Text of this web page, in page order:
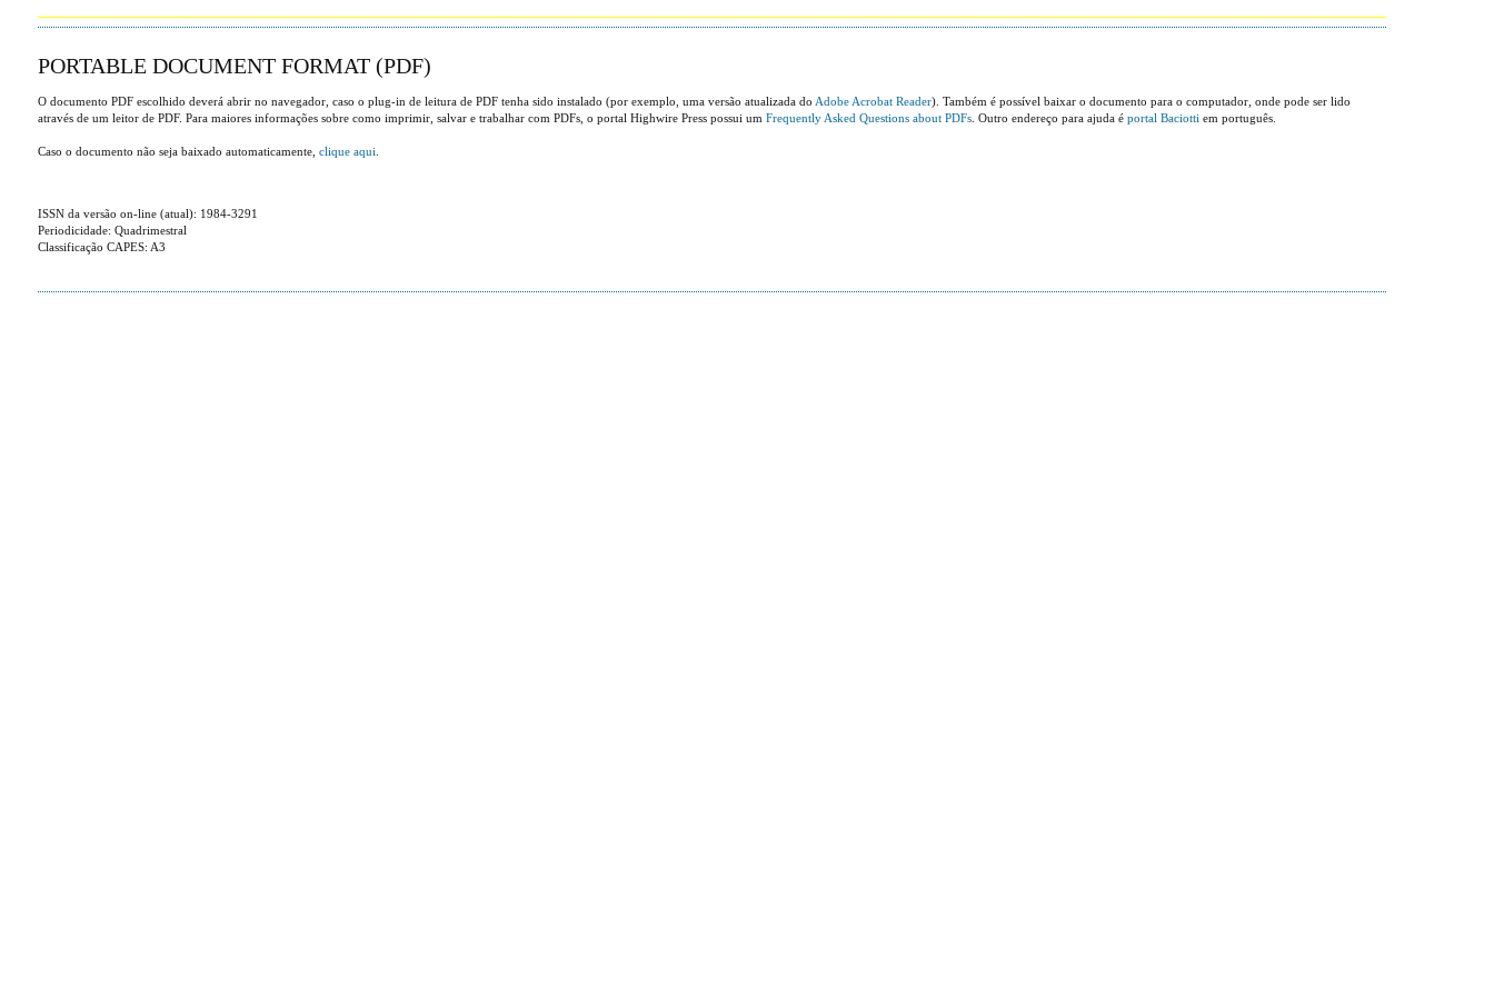
PORTABLE DOCUMENT FORMAT (PDF)
O documento PDF escolhido deverá abrir no navegador, caso o plug-in de leitura de PDF tenha sido instalado (por exemplo, uma versão atualizada do Adobe Acrobat Reader). Também é possível baixar o documento para o computador, onde pode ser lido
através de um leitor de PDF. Para maiores informações sobre como imprimir, salvar e trabalhar com PDFs, o portal Highwire Press possui um Frequently Asked Questions about PDFs. Outro endereço para ajuda é portal Baciotti em português.
Caso o documento não seja baixado automaticamente, clique aqui
ISSN da versão on-line (atual): 1984-3291
Periodicidade: Quadrimestral
Classificação CAPES: A3